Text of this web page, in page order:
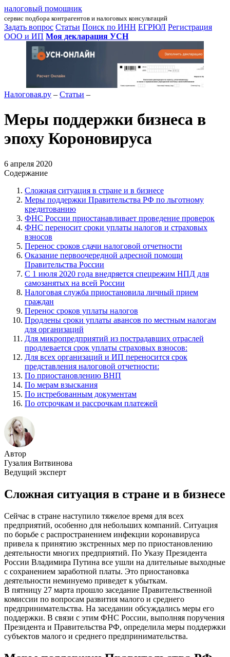
налоговый помошник
сервис подбора контрагентов и налоговых консультаций
Задать вопрос Статьи Поиск по ИНН ЕГРЮЛ Регистрация
ООО и ИП Моя декларация УСН
Налоговая.ру – Статьи –
Меры поддержки бизнеса в
эпоху Короновируса
6 апреля 2020
Содержание
Сложная ситуация в стране и в бизнесе
Меры поддержки Правительства РФ по льготному
кредитованию
ФНС России приостанавливает проведение проверок
ФНС переносит сроки уплаты налогов и страховых
взносов
Перенос сроков сдачи налоговой отчетности
Оказание первоочередной адресной помощи
Правительства России
С 1 июля 2020 года внедряется спецрежим НПД для
самозанятых на всей России
Налоговая служба приостановила личный прием
граждан
Перенос сроков уплаты налогов
Продлены сроки уплаты авансов по местным налогам
для организаций
Для микропредприятий из пострадавших отраслей
продлевается срок уплаты страховых взносов:
Для всех организаций и ИП переносится срок
представления налоговой отчетности:
По приостановлению ВНП
По мерам взыскания
По истребованным документам
По отсрочкам и рассрочкам платежей
Автор
Гузалия Витвинова
Ведущий эксперт
Сложная ситуация в стране и в бизнесе
Сейчас в стране наступило тяжелое время для всех
предприятий, особенно для небольших компаний. Ситуация
по борьбе с распространением инфекции коронавируса
привела к принятию экстренных мер по приостановлению
деятельности многих предприятий. По Указу Президента
России Владимира Путина все ушли на длительные выходные
с сохранением заработной платы. Это приостановка
деятельности неминуемо приведет к убыткам.
В пятницу 27 марта прошло заседание Правительственной
комиссии по вопросам развития малого и среднего
предпринимательства. На заседании обсуждались меры его
поддержки. В связи с этим ФНС России, выполняя поручения
Президента и Правительства РФ, определила меры поддержки
субъектов малого и среднего предпринимательства.